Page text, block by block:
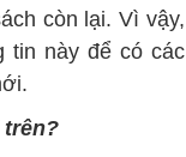
còn lại. Vì vậy,
tin này để có các
trên?